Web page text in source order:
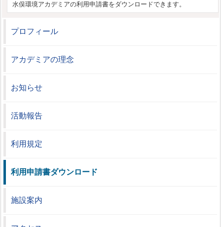
水俣環境アカデミアの利用申請書をダウンロードできます。
プロフィール
アカデミアの理念
お知らせ
活動報告
利用規定
利用申請書ダウンロード
施設案内